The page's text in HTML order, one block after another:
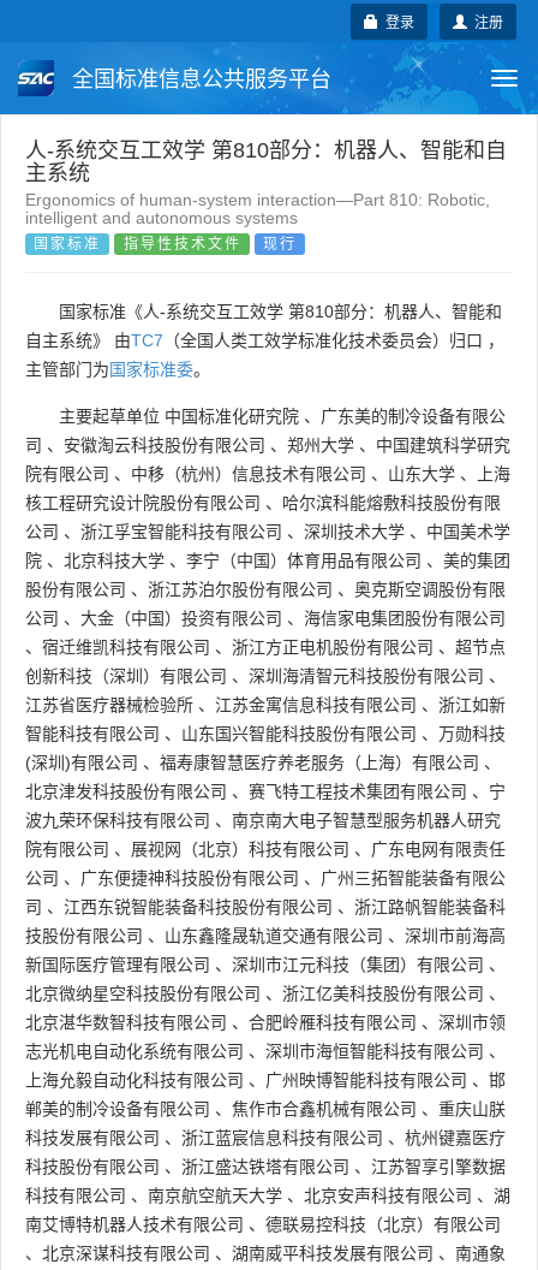
注册
登录
全国标准信息公共服务平台
国家标准 行业标准 地方标准
团体标准 企业标准 国际标准
人-系统交互工效学 第810部分：机器人、智能和自
主系统
Ergonomics of human-system interaction—Part 810: Robotic,
intelligent and autonomous systems
国家标准 指导性技术文件 现行
国家标准《人-系统交互工效学 第810部分：机器人、智能和
自主系统》 由TC7 （全国人类工效学标准化技术委员会）归口 ，
主管部门为国家标准委。
主要起草单位 中国标准化研究院 、 广东美的制冷设备有限公
司 、 安徽淘云科技股份有限公司 、 郑州大学 、 中国建筑科学研究
院有限公司 、 中移（杭州）信息技术有限公司 、 山东大学 、
上海
核工程研究设计院股份有限公司 、 哈尔滨科能熔敷科技股份有限
公司 、 浙江孚宝智能科技有限公司 、 深圳技术大学 、 中国美术学
院 、 北京科技大学 、 李宁（中国）体育用品有限公司 、 美的集团
股份有限公司 、 浙江苏泊尔股份有限公司 、 奥克斯空调股份有限
公司 、 大金（中国）投资有限公司 、 海信家电集团股份有限公司
、 宿迁维凯科技有限公司 、 浙江方正电机股份有限公司 、 超节点
创新科技（深圳）有限公司 、 深圳海清智元科技股份有限公司 、
江苏省医疗器械检验所 、 江苏金寓信息科技有限公司 、 浙江如新
智能科技有限公司 、 山东国兴智能科技股份有限公司 、 万勋科技
(深圳)有限公司 、 福寿康智慧医疗养老服务（上海）有限公司 、
北京津发科技股份有限公司 、 赛飞特工程技术集团有限公司 、 宁
波九荣环保科技有限公司 、 南京南大电子智慧型服务机器人研究
院有限公司 、 展视网（北京）科技有限公司 、 广东电网有限责任
公司 、 广东便捷神科技股份有限公司 、 广州三拓智能装备有限公
司 、 江西东锐智能装备科技股份有限公司 、 浙江路帆智能装备科
技股份有限公司 、 山东鑫隆晟轨道交通有限公司 、 深圳市前海高
新国际医疗管理有限公司 、 深圳市江元科技（集团）有限公司 、
北京微纳星空科技股份有限公司 、 浙江亿美科技股份有限公司 、
北京湛华数智科技有限公司 、 合肥岭雁科技有限公司 、 深圳市领
志光机电自动化系统有限公司 、 深圳市海恒智能科技有限公司 、
上海允毅自动化科技有限公司 、 广州映博智能科技有限公司 、 邯
郸美的制冷设备有限公司 、 焦作市合鑫机械有限公司 、 重庆山朕
科技发展有限公司 、 浙江蓝宸信息科技有限公司 、 杭州键嘉医疗
科技股份有限公司 、 浙江盛达铁塔有限公司 、 江苏智享引擎数据
科技有限公司 、 南京航空航天大学 、 北京安声科技有限公司 、 湖
南艾博特机器人技术有限公司 、 德联易控科技（北京）有限公司
、 北京深谋科技有限公司 、 湖南威平科技发展有限公司 、 南通象